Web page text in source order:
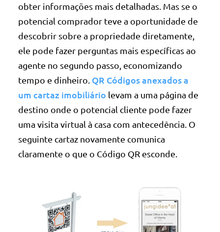
obter informações mais detalhadas. Mas se o
potencial comprador teve a oportunidade de
descobrir sobre a propriedade diretamente,
ele pode fazer perguntas mais específicas ao
agente no segundo passo, economizando
tempo e dinheiro. QR Códigos anexados a
um cartaz imobiliário levam a uma página de
destino onde o potencial cliente pode fazer
uma visita virtual à casa com antecedência. O
seguinte cartaz novamente comunica
claramente o que o Código QR esconde.